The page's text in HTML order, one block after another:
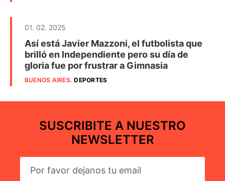
01. 02. 2025
Así está Javier Mazzoni, el futbolista que
brilló en Independiente pero su día de
gloria fue por frustrar a Gimnasia
BUENOS AIRES.DEPORTES
SUSCRIBITE A NUESTRO
NEWSLETTER